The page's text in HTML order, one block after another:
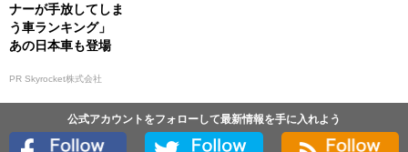
ナーが手放してしま
う車ランキング」
あの日本車も登場
PR Skyrocket株式会社
公式アカウントをフォローして最新情報を手に入れよう